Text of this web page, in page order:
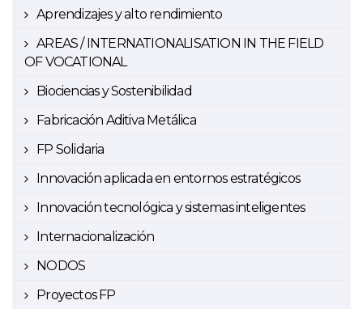
Aprendizajes y alto rendimiento
AREAS / INTERNATIONALISATION IN THE FIELD
OF VOCATIONAL
Biociencias y Sostenibilidad
Fabricación Aditiva Metálica
FP Solidaria
Innovación aplicada en entornos estratégicos
Innovación tecnológica y sistemas inteligentes
Internacionalización
NODOS
Proyectos FP